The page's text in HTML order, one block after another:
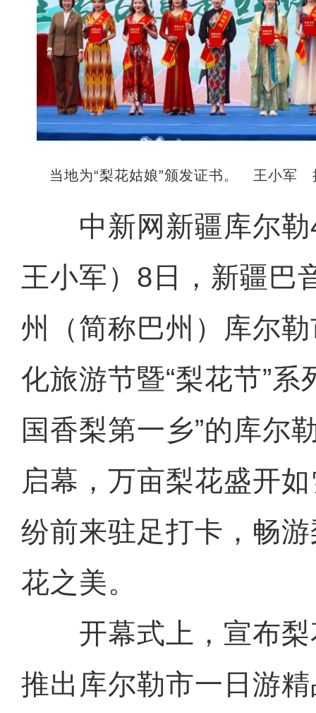
当地为“梨花姑娘”颁发证书。 王小军
中新网新疆库尔勒
王小军）8日，新疆巴
州（简称巴州）库尔
化旅游节暨“梨花节”系
国香梨第一乡”的库尔
启幕，万亩梨花盛开
纷前来驻足打卡，畅
花之美。
开幕式上，宣布梨
推出库尔勒市一日游